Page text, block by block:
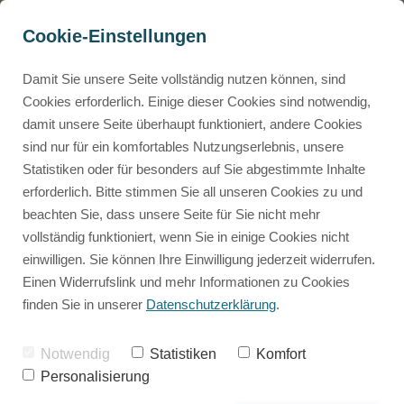
Neuste Beiträge
Human Design
Mammalian Design
Rückblicke
Mammalian Design
0€ Mammalian Design Masterclass
0€ Tierchart Rechner
Kostenlose Tierchart erstellen
Animal Code
Das 1:1 wo wir individuell auf deine Fellnase eingehen.
Neuste Beiträge
Cookie-Einstellungen
Damit Sie unsere Seite vollständig nutzen können, sind
Cookies erforderlich. Einige dieser Cookies sind notwendig,
damit unsere Seite überhaupt funktioniert, andere Cookies
sind nur für ein komfortables Nutzungserlebnis, unsere
Statistiken oder für besonders auf Sie abgestimmte Inhalte
erforderlich. Bitte stimmen Sie all unseren Cookies zu und
beachten Sie, dass unsere Seite für Sie nicht mehr
vollständig funktioniert, wenn Sie in einige Cookies nicht
einwilligen. Sie können Ihre Einwilligung jederzeit widerrufen.
Einen Widerrufslink und mehr Informationen zu Cookies
finden Sie in unserer Datenschutzerklärung.
Notwendig Statistiken
Komfort
Personalisierung